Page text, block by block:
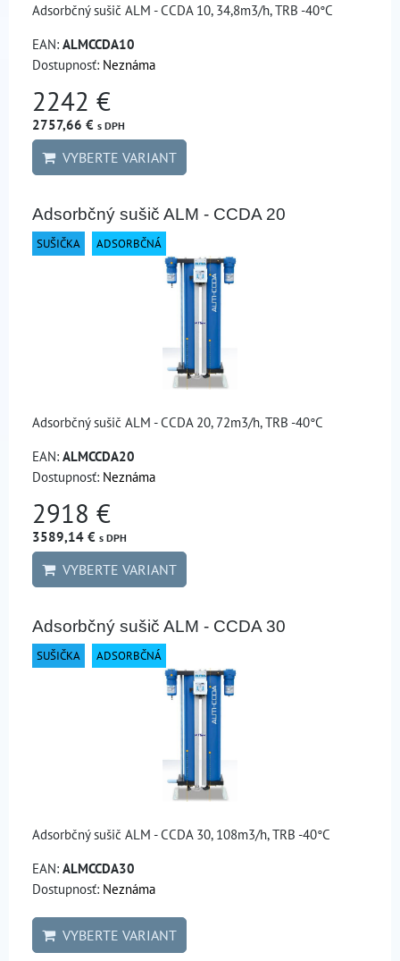
Adsorbčný sušič ALM - CCDA 10, 34,8m3/h, TRB -40°C
EAN: ALMCCDA10
Dostupnosť: Neznáma
2242 €
2757,66 € s DPH
VYBERTE VARIANT
Adsorbčný sušič ALM - CCDA 20
SUŠIČKA ADSORBČNÁ
Adsorbčný sušič ALM - CCDA 20, 72m3/h, TRB -40°C
EAN: ALMCCDA20
Dostupnosť: Neznáma
2918 €
3589,14 € s DPH
VYBERTE VARIANT
Adsorbčný sušič ALM - CCDA 30
SUŠIČKA ADSORBČNÁ
Adsorbčný sušič ALM - CCDA 30, 108m3/h, TRB -40°C
EAN: ALMCCDA30
Dostupnosť: Neznáma
VYBERTE VARIANT